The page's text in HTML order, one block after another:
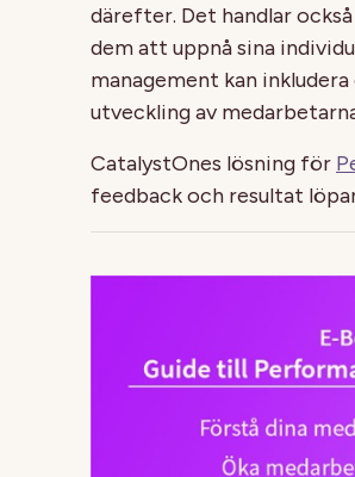
därefter. Det handlar
dem att uppnå sina
management kan
utveckling av
CatalystOnes lösning för
feedback och resultat